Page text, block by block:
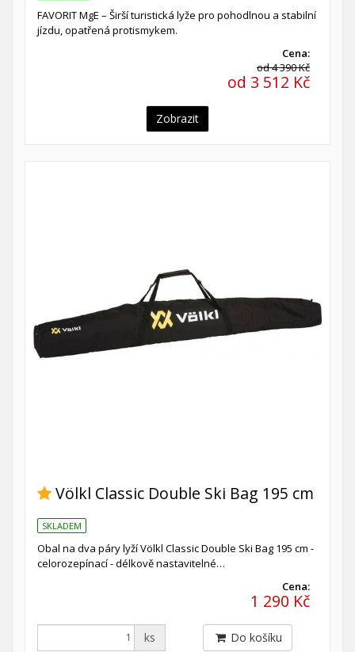
FAVORIT MgE – Širší turistická lyže pro pohodlnou a stabilní
jízdu, opatřená protismykem.
Cena:
od 4 390 Kč
od 3 512 Kč
Zobrazit
Völkl Classic Double Ski Bag 195 cm
SKLADEM
Obal na dva páry lyží Völkl Classic Double Ski Bag 195 cm -
celorozepínací - délkově nastavitelné…
Cena:
1 290 Kč
ks Do košíku